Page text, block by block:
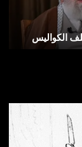
الکوالیس